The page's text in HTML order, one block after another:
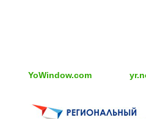
YoWindow.com